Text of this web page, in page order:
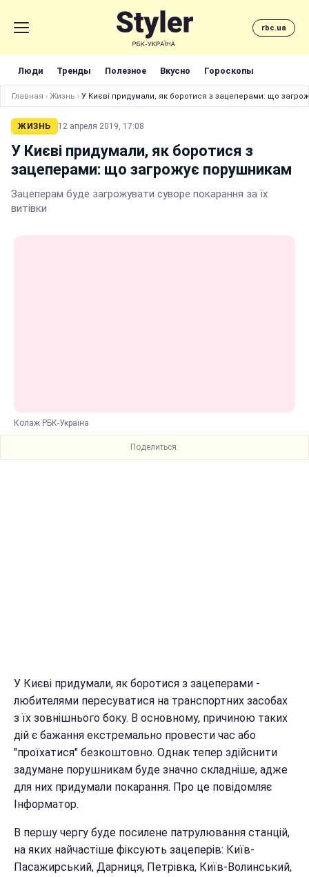
rbc.ua
Люди Тренды Полезное Вкусно Гороскопы
Главная › Жизнь › У Києві придумали, як боротися з зацеперами: що
ЖИЗНЬ 12 апреля 2019, 17:08
У Києві придумали, як боротися з
зацеперами: що загрожує порушникам
Зацеперам буде загрожувати суворе покарання за їх
витівки
Колаж РБК-Україна
Поделиться:
У Києві придумали, як боротися з зацеперами -
любителями пересуватися на транспортних засобах
з їх зовнішнього боку. В основному, причиною таких
дій є бажання екстремально провести час або
"проїхатися" безкоштовно. Однак тепер здійснити
задумане порушникам буде значно складніше, адже
для них придумали покарання. Про це повідомляє
Інформатор.
В першу чергу буде посилене патрулювання станцій,
на яких найчастіше фіксують зацеперів: Київ-
Пасажирський, Дарниця, Петрівка, Київ-Волинський,